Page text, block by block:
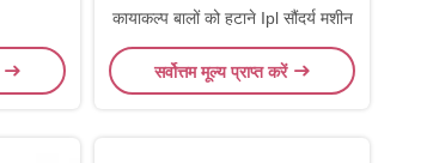
कायाकल्प बालों को हटाने Ipl सौंदर्य मशीन
सर्वोत्तम मूल्य प्राप्त करें